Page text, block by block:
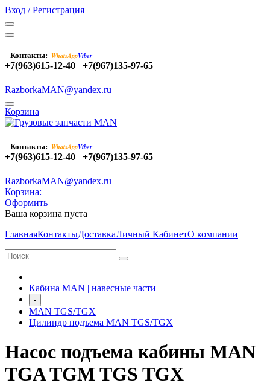
Вход / Регистрация
Контакты: WhatsAppViber
+7(963)615-12-40 +7(967)135-97-65
RazborkaMAN@yandex.ru
Корзина
Контакты: WhatsAppViber
+7(963)615-12-40 +7(967)135-97-65
RazborkaMAN@yandex.ru
Корзина:
Оформить
Ваша корзина пуста
ГлавнаяКонтактыДоставкаЛичный КабинетО компании
Кабина MAN | навесные части
-
MAN TGS/TGX
Цилиндр подъема MAN TGS/TGX
Насос подъема кабины MAN
TGA TGM TGS TGX